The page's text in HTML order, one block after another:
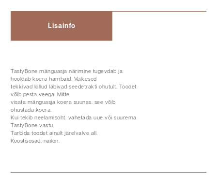
Lisainfo
TastyBone mänguasja närimine tugevdab ja
hooldab koera hambaid. Väikesed
tekkivad killud läbivad seedetrakti ohutult. Toodet
võib pesta veega. Mitte
visata mänguasja koera suunas. see võib
ohustada koera.
Kui tekib neelamisoht. vahetada uue või suurema
TastyBone vastu.
Tarbida toodet ainult järelvalve all.
Koostisosad: nailon.